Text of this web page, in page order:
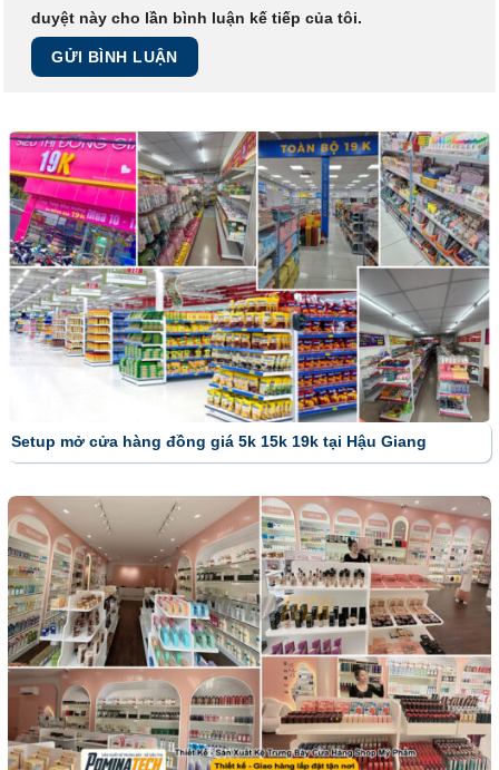
duyệt này cho lần bình luận kế tiếp của tôi.
Setup mở cửa hàng đồng giá 5k 15k 19k tại Hậu Giang